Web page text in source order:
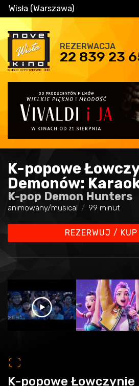
Wisła (Warszawa)
REZERWACJA
22 839 23
K-popowe
Demonów:
K-pop Demon Hunters
animowany/musical 99 minut
REZERWUJ /
o
K-popowe Łowczynie